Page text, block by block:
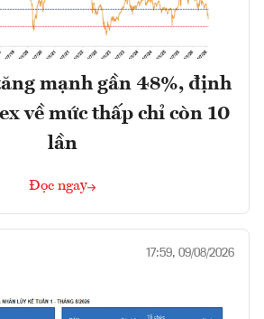
mạnh gần 48%, định
về mức thấp chỉ còn 10
lần
Đọc ngay
17:59, 09/08/2026